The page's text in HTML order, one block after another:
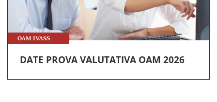
OAM IVASS
DATE PROVA VALUTATIVA OAM 2026